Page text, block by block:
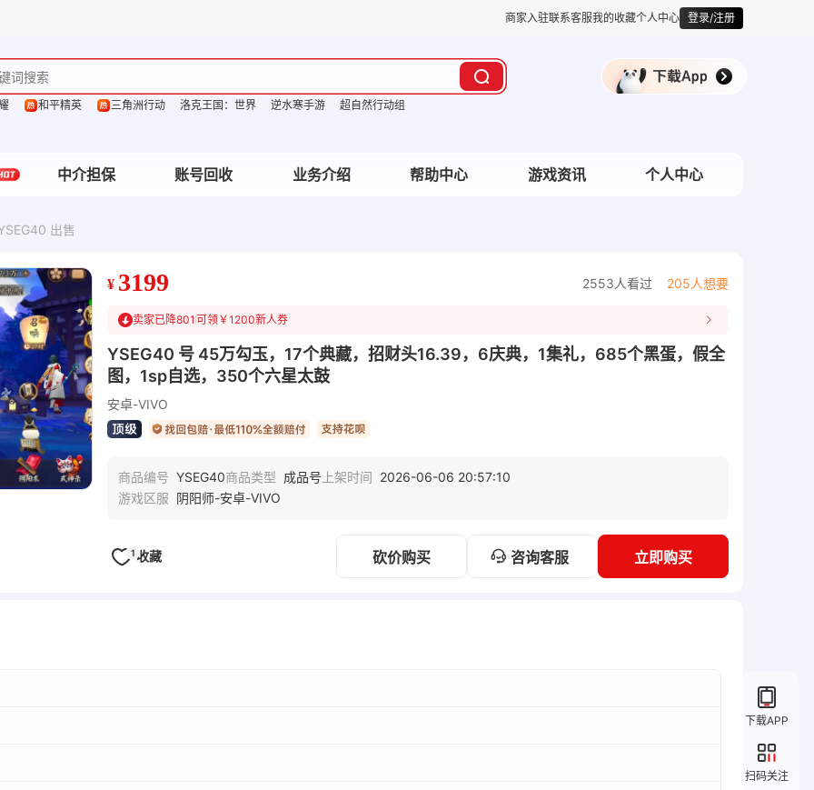
商家入驻联系客服我的收藏个人中心 登录/注册
和平精英 三角洲行动 洛克王国：世界 逆水寒手游 超自然行动组
中介担保 账号回收 业务介绍 帮助中心 游戏资讯 个人中心
出售
¥ 3199 2553人看过 205人想要
卖家已降801可领￥1200新人券
YSEG40 号 45万勾玉，17个典藏，招财头16.39，6庆典，1集礼，685个黑蛋，假全
图，1sp自选，350个六星太鼓
安卓-VIVO
商品编号 YSEG40商品类型 成品号 上架时间 2026-06-06 20:57:10
游戏区服 阴阳师-安卓-VIVO
1 收藏 砍价购买 咨询客服 立即购买
下载APP
扫码关注